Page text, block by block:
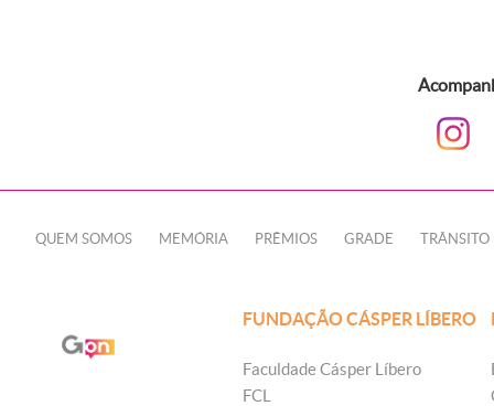
QUEM SOMOS MEMÓRIA PRÊMIOS GRADE TRÂNSITO
FUNDAÇÃO CÁSPER LÍBERO
Faculdade Cásper Líbero
FCL